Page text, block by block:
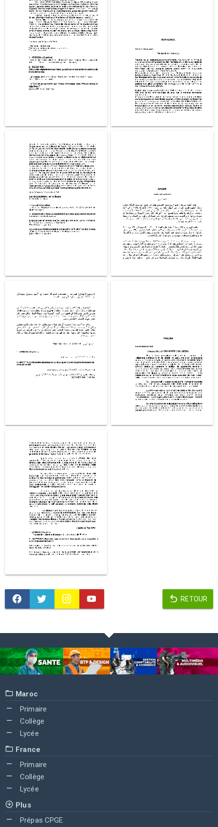
RETOUR
Maroc
Primaire
Collège
Lycée
France
Primaire
Collège
Lycée
Plus
Prépas CPGE